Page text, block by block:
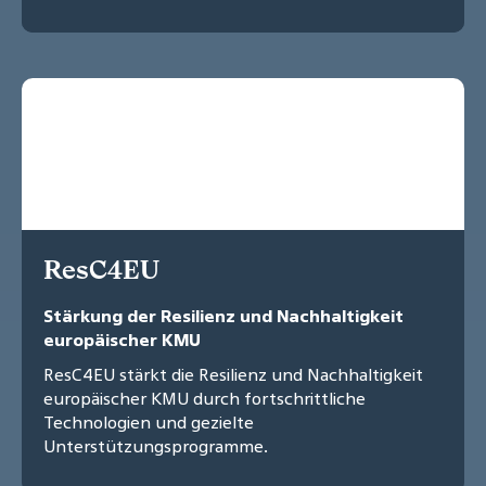
ResC4EU
Stärkung der Resilienz und Nachhaltigkeit
europäischer KMU
ResC4EU stärkt die Resilienz und Nachhaltigkeit
europäischer KMU durch fortschrittliche
Technologien und gezielte
Unterstützungsprogramme.